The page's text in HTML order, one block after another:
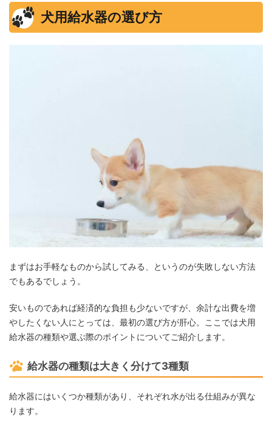
犬用給水器の選び方
まずはお手軽なものから試してみる、というのが失敗しない方法
でもあるでしょう。
安いものであれば経済的な負担も少ないですが、余計な出費を増
やしたくない人にとっては、最初の選び方が肝心。ここでは犬用
給水器の種類や選ぶ際のポイントについてご紹介します。
給水器の種類は大きく分けて3種類
給水器にはいくつか種類があり、それぞれ水が出る仕組みが異な
ります。